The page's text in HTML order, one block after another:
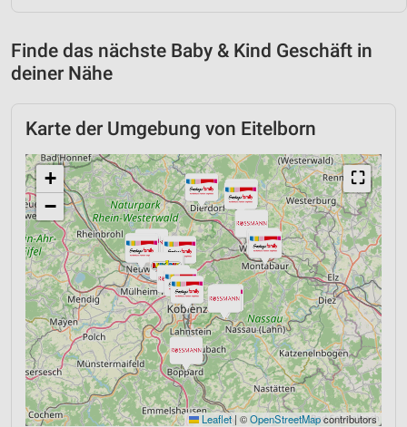
Finde das nächste Baby & Kind Geschäft in
deiner Nähe
Karte der Umgebung von Eitelborn
⛶
+
−
Leaflet | ©OpenStreetMapcontributors